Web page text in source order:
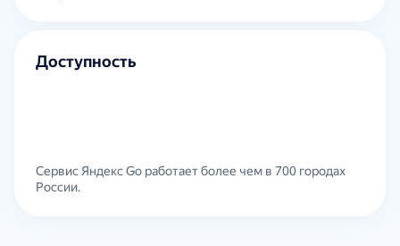
Доступность
Сервис Яндекс Go работает более чем в 700 городах
России.